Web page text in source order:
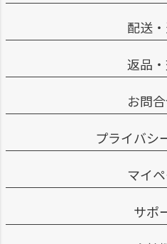
配送
返品
お問
プライバシ
マイ
サポ